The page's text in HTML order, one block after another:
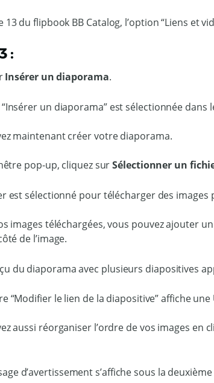
:
Insérer un diaporama.
maintenant créer votre diaporama.
pop-up, cliquez surSélectionner un
images téléchargées, vous pouvez ajouter
de l’image.
aussi réorganiser l’ordre de vos images en